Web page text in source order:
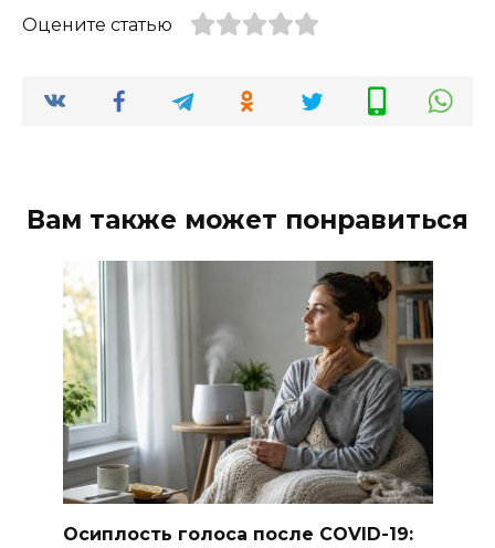
Оцените статью
Вам также может понравиться
Осиплость голоса после COVID-19: